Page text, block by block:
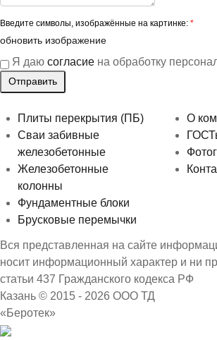
Введите символы, изображённые на картинке: *
обновить изображение
Я даю согласие на обработку
Плиты перекрытия (ПБ)
Сваи забивные
железобетонные
Железобетонные
колонны
Фундаментные блоки
Брусковые перемычки
О
Вся представленная на сайте
носит информационный характер и ни
статьи 437 Гражданского кодекса РФ
Казань © 2015 - 2026 ООО ТД
«Беротек»